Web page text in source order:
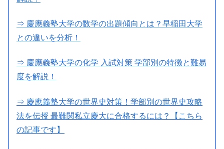
⇒ 慶應義塾大学の数学の出題傾向とは？早稲田大学
との違いを分析！
⇒ 慶應義塾大学の化学 入試対策 学部別の特徴と難易
度を解説！
⇒ 慶應義塾大学の世界史対策！学部別の世界史攻略
法を伝授 最難関私立慶大に合格するには？【こちら
の記事です】